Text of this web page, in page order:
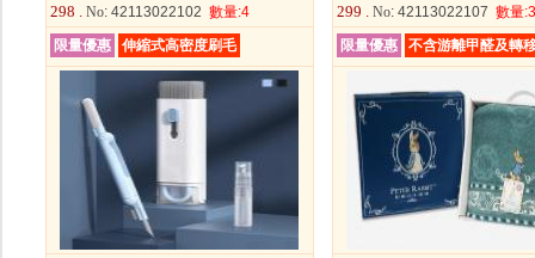
298 . No: 42113022102 數量:4
限量優惠
伸縮式高密度刷毛
299 . No: 42113022107 數量:3
限量優惠
不含游離甲醛及轉